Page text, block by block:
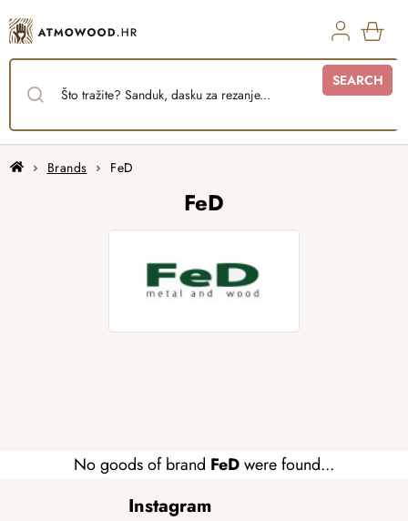
to
content
SEARCH
HomeBrands FeD
FeD
No goods of brand FeDwere found...
Instagram